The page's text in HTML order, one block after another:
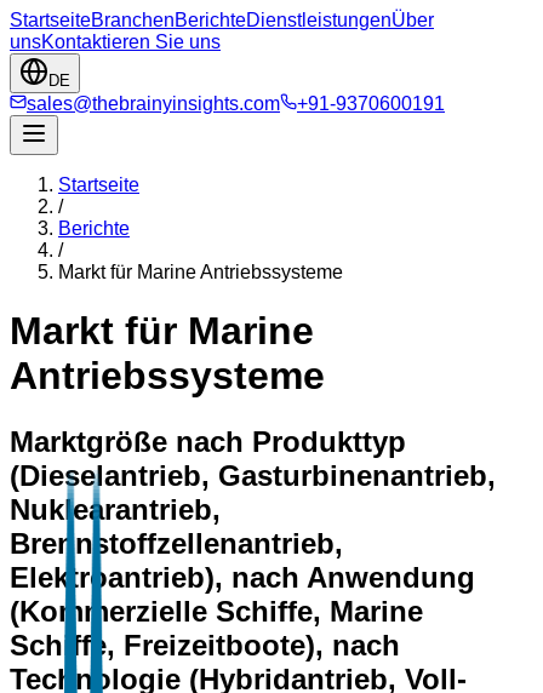
StartseiteBranchenBerichteDienstleistungenÜber
unsKontaktieren Sie uns
DE
sales@thebrainyinsights.com +91-9370600191
Startseite
/
Berichte
/
Markt für Marine Antriebssysteme
Markt für Marine
Antriebssysteme
Marktgröße nach Produkttyp
(Dieselantrieb, Gasturbinenantrieb,
Nuklearantrieb,
Brennstoffzellenantrieb,
Elektroantrieb), nach Anwendung
(Kommerzielle Schiffe, Marine
Schiffe, Freizeitboote), nach
Technologie (Hybridantrieb, Voll-